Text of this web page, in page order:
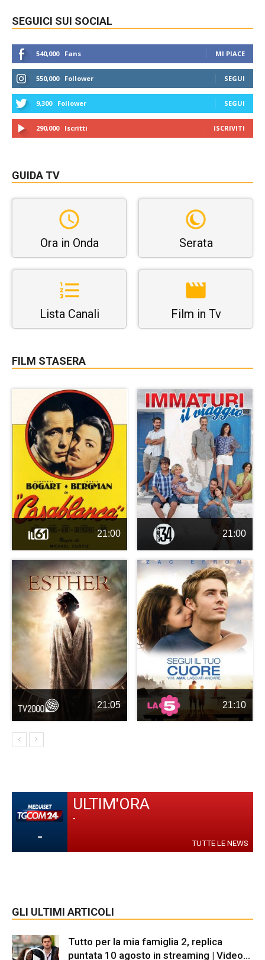
SEGUICI SUI SOCIAL
540,000 Fans MI PIACE
550,000 Follower SEGUI
9,300 Follower SEGUI
290,000 Iscritti ISCRIVITI
GUIDA TV
Ora in Onda Serata
Lista Canali Film in Tv
FILM STASERA
21:00 21:00
21:05 21:10
-
ULTIM'ORA
-
TUTTE LE NEWS
GLI ULTIMI ARTICOLI
Tutto per la mia famiglia 2, replica
puntata 10 agosto in streaming | Video...